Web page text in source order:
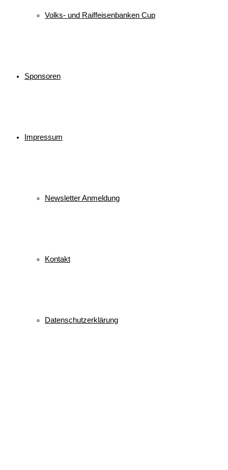
Volks- und Raiffeisenbanken Cup
Sponsoren
Impressum
Newsletter Anmeldung
Kontakt
Datenschutzerklärung